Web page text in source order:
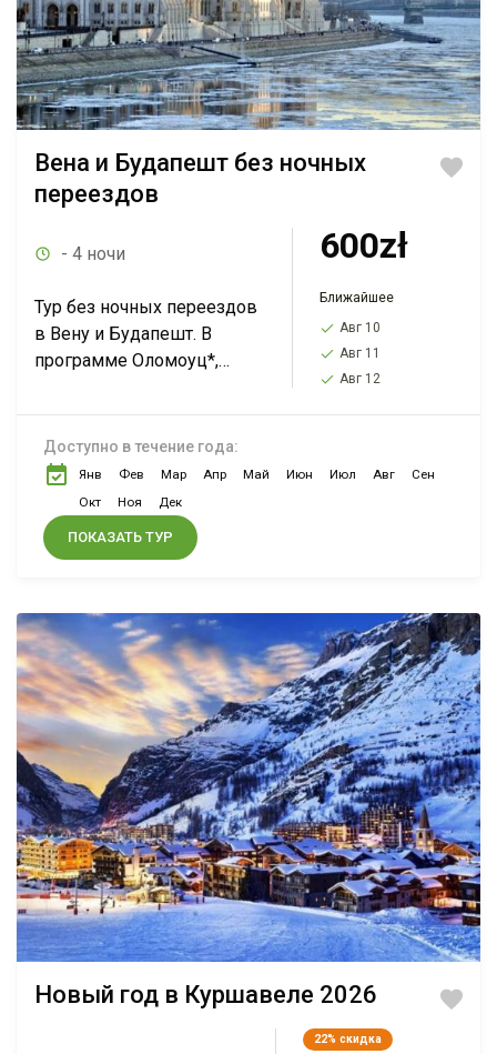
Вена и Будапешт без ночных
переездов
- 4 ночи
Тур без ночных переездов
в Вену и Будапешт. В
программе Оломоуц*,
Кошице*. Это комфортный
тур за очень умеренные
деньги на Рождество.
Смотрите...
600zł
Ближайшее
Авг 10
Авг 11
Авг 12
Доступно в течение года:
Янв Фев Мар Апр Май Июн Июл Авг
Сен
Окт
Ноя Дек
ПОКАЗАТЬ ТУР
Новый год в Куршавеле 2026
22% скидка